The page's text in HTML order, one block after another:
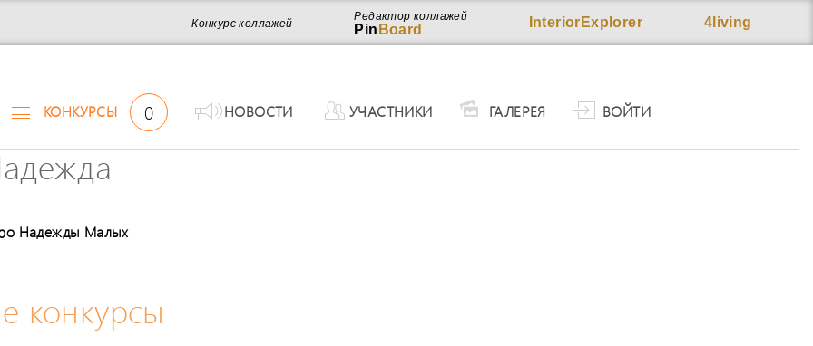
4living
InteriorExplorer
Редактор коллажей
Pin Board
Конкурс коллажей
КОНКУРСЫ 0 НОВОСТИ УЧАСТНИКИ ГАЛЕРЕЯ ВОЙТИ
Надежды Малых
конкурсы